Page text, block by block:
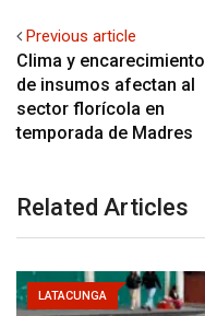
Previous article
Clima y encarecimiento
de insumos afectan al
sector florícola en
temporada de Madres
Related Articles
LATACUNGA